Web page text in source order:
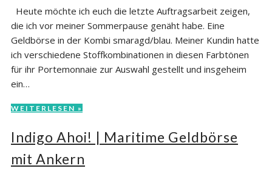
Heute möchte ich euch die letzte Auftragsarbeit zeigen,
die ich vor meiner Sommerpause genäht habe. Eine
Geldbörse in der Kombi smaragd/blau. Meiner Kundin hatte
ich verschiedene Stoffkombinationen in diesen Farbtönen
für ihr Portemonnaie zur Auswahl gestellt und insgeheim
ein…
WEITERLESEN »
Indigo Ahoi! | Maritime Geldbörse
mit Ankern